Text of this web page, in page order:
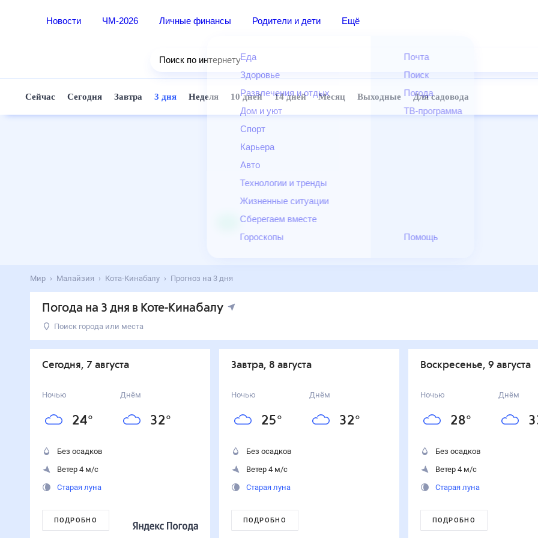
Новости ЧМ-2026 Личные финансы Родители и дети Ещё
Еда
Здоровье
Развлечения и отдых
Дом и уют
Спорт
Карьера
Авто
Технологии и тренды
Жизненные ситуации
Сберегаем вместе
Гороскопы
Почта
Поиск
Погода
ТВ-программа
Помощь
Поиск по интернету
Сейчас Сегодня Завтра 3 дня Неделя 10 дней 14 дней Месяц Выходные Для садовода
Мир Малайзия Кота-Кинабалу Прогноз на 3 дня
Погода на 3 дня в Коте-Кинабалу
Поиск города или места
День
Сегодня
7 августа
4м/с
Воскресенье
Сегодня, 7 августа
Ночью
24°
Днём
32°
Без осадков
Ветер 4 м/с
Старая луна
ПОДРОБНО
Завтра, 8 августа
Ночью
25°
Днём
32°
Без осадков
Ветер 4 м/с
Старая луна
ПОДРОБНО
воскресенье, 9 августа
Ночью
28°
Днём
Без осадков
Ветер 4 м/с
Старая луна
ПОДРОБНО